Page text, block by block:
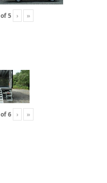
of5 › »
of6 › »